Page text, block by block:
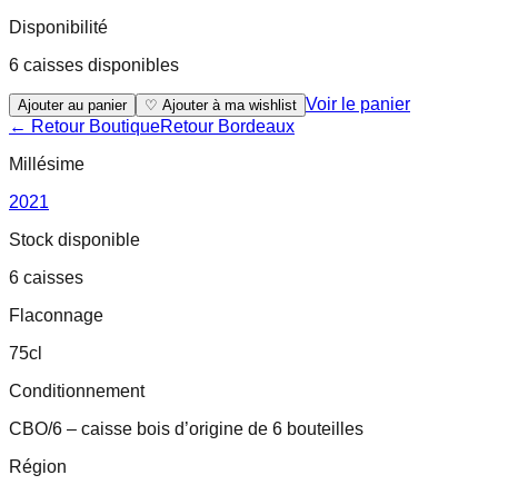
Disponibilité
6 caisses disponibles
Ajouter au panier ♡ Ajouter à ma wishlist Voir le panier
← Retour BoutiqueRetour Bordeaux
Millésime
2021
Stock disponible
6 caisses
Flaconnage
75cl
Conditionnement
CBO/6 – caisse bois d’origine de 6 bouteilles
Région